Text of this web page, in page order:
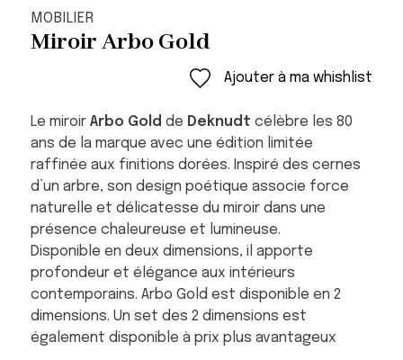
MOBILIER
Miroir Arbo Gold
Ajouter à ma whishlist
Le miroir Arbo Gold de Deknudt célèbre les 80
ans de la marque avec une édition limitée
raffinée aux finitions dorées. Inspiré des cernes
d’un arbre, son design poétique associe force
naturelle et délicatesse du miroir dans une
présence chaleureuse et lumineuse.
Disponible en deux dimensions, il apporte
profondeur et élégance aux intérieurs
contemporains. Arbo Gold est disponible en 2
dimensions. Un set des 2 dimensions est
également disponible à prix plus avantageux